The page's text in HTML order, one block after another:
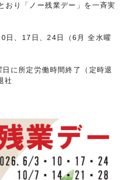
おり「ノー残業デー」を一斉実
17日、24日（6月 全水曜
所定労働時間終了（定時退
社